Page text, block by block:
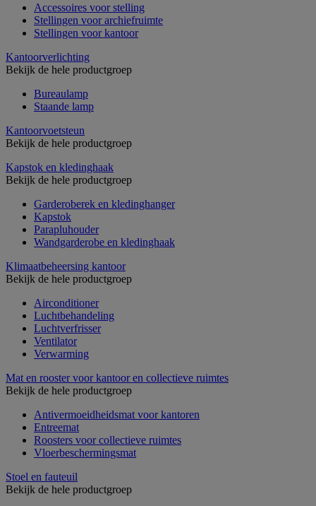
Accessoires voor stelling
Stellingen voor archiefruimte
Stellingen voor kantoor
Kantoorverlichting
Bekijk de hele productgroep
Bureaulamp
Staande lamp
Kantoorvoetsteun
Bekijk de hele productgroep
Kapstok en kledinghaak
Bekijk de hele productgroep
Garderoberek en kledinghanger
Kapstok
Parapluhouder
Wandgarderobe en kledinghaak
Klimaatbeheersing kantoor
Bekijk de hele productgroep
Airconditioner
Luchtbehandeling
Luchtverfrisser
Ventilator
Verwarming
Mat en rooster voor kantoor en collectieve ruimtes
Bekijk de hele productgroep
Antivermoeidheidsmat voor kantoren
Entreemat
Roosters voor collectieve ruimtes
Vloerbeschermingsmat
Stoel en fauteuil
Bekijk de hele productgroep